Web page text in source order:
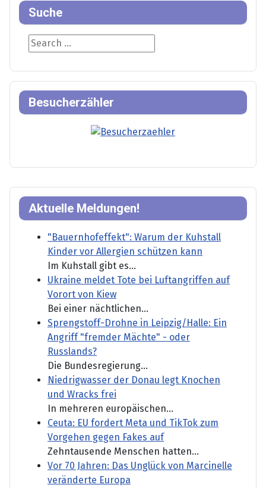
Aktuelle Meldungen!
"Bauernhofeffekt": Warum der Kuhstall
Kinder vor Allergien schützen kann
Im Kuhstall gibt es...
Ukraine meldet Tote bei Luftangriffen auf
Vorort von Kiew
Bei einer nächtlichen...
Sprengstoff-Drohne in Leipzig/Halle: Ein
Angriff "fremder Mächte" - oder
Russlands?
Die Bundesregierung...
Niedrigwasser der Donau legt Knochen
und Wracks frei
In mehreren europäischen...
Ceuta: EU fordert Meta und TikTok zum
Vorgehen gegen Fakes auf
Zehntausende Menschen hatten...
Vor 70 Jahren: Das Unglück von Marcinelle
veränderte Europa
Suche
Suche
Besucherzähler